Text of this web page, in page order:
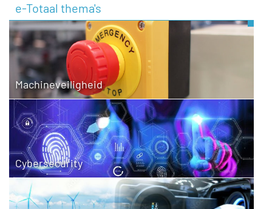
e-Totaal thema's
Machineveiligheid
Cybersecurity